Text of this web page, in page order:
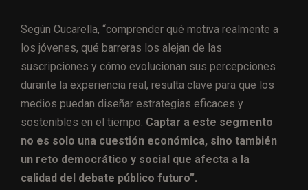
Según Cucarella, “comprender qué motiva realmente a
los jóvenes, qué barreras los alejan de las
suscripciones y cómo evolucionan sus percepciones
durante la experiencia real, resulta clave para que los
medios puedan diseñar estrategias eficaces y
sostenibles en el tiempo. Captar a este segmento
no es solo una cuestión económica, sino también
un reto democrático y social que afecta a la
calidad del debate público futuro”.